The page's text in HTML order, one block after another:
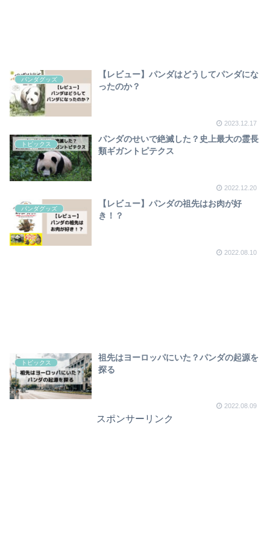
パンダグッズ
【レビュー】パンダはどうしてパンダにな
ったのか？
2023.12.17
トピックス
パンダのせいで絶滅した？史上最大の霊長
類ギガントピテクス
2022.12.20
パンダグッズ
【レビュー】パンダの祖先はお肉が好
き！？
2022.08.10
トピックス
祖先はヨーロッパにいた？パンダの起源を
探る
2022.08.09
スポンサーリンク